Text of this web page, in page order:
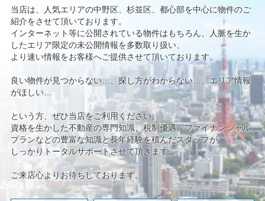
当店は、人気エリアの中野区、杉並区、都心部を中心に物件のご
紹介をさせて頂いております。
インターネット等に公開されている物件はもちろん、人脈を生か
したエリア限定の未公開情報を多数取り扱い、
より速い情報をお客様へご提供させて頂いております。
良い物件が見つからない…、探し方がわからない…、エリア情報
がほしい…
という方、ぜひ当店をご利用ください。
資格を生かした不動産の専門知識、税制優遇、ファイナンシャル
プランなどの豊富な知識と長年経験を積んだスタッフが
しっかりトータルサポートさせて頂きます。
ご来店心よりお待ちしております。